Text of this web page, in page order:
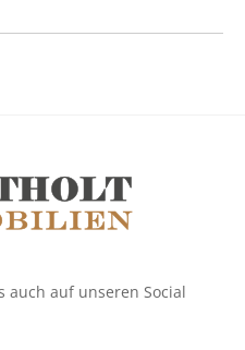
auch auf unseren Social